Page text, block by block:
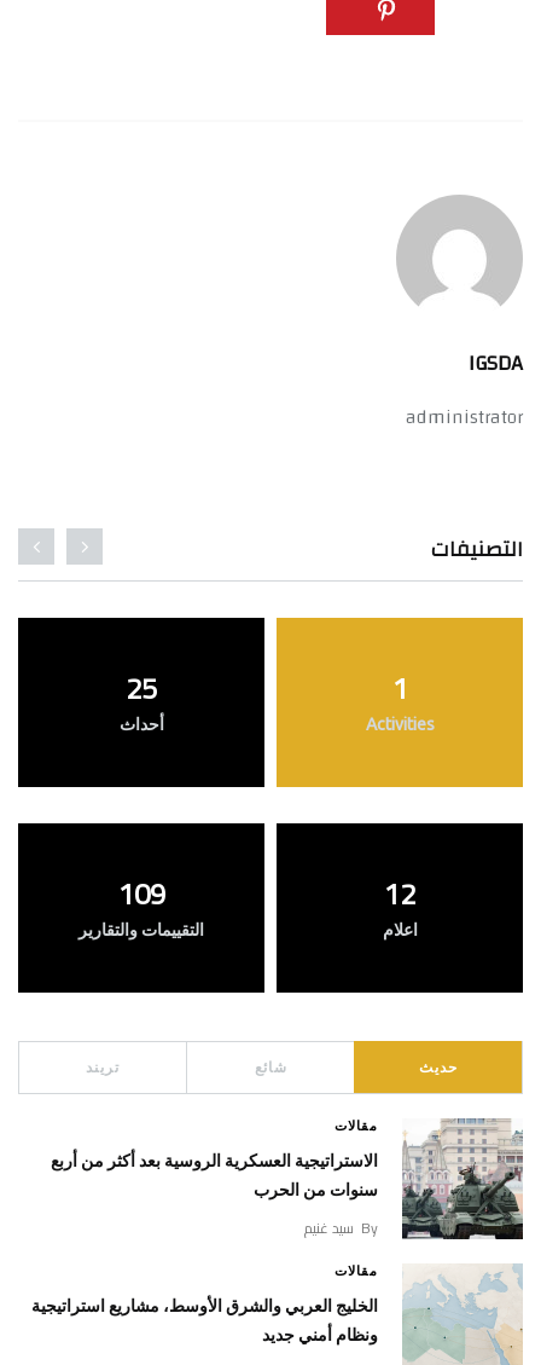
IGSDA
administrator
التصنيفات
1
Activities
25
أحداث
12
اعلام
109
التقييمات والتقارير
حديث شائع تريند
مقالات
الاستراتيجية العسكرية الروسية بعد أكثر من أربع
سنوات من الحرب
By سيد غنيم
مقالات
الخليج العربي والشرق الأوسط، مشاريع استراتيجية
ونظام أمني جديد